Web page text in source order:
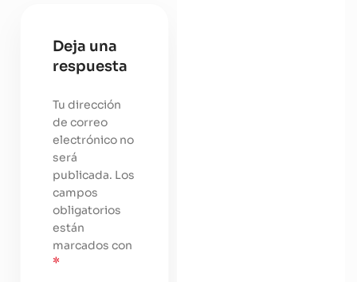
Deja una
respuesta
Tu dirección
de correo
electrónico no
será
publicada. Los
campos
obligatorios
están
marcados con
*